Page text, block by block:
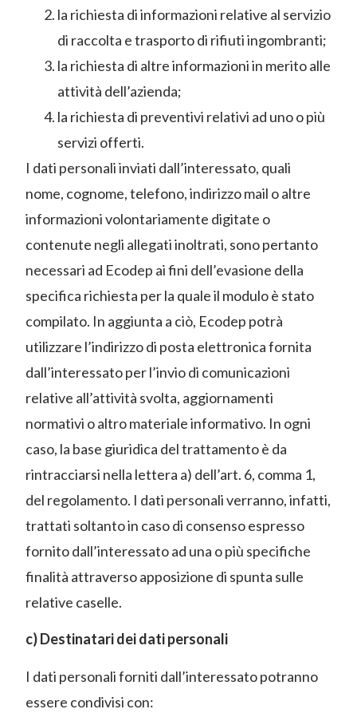
la richiesta di informazioni relative al servizio
di raccolta e trasporto di rifiuti ingombranti;
la richiesta di altre informazioni in merito alle
attività dell’azienda;
la richiesta di preventivi relativi ad uno o più
servizi offerti.
I dati personali inviati dall’interessato, quali
nome, cognome, telefono, indirizzo mail o altre
informazioni volontariamente digitate o
contenute negli allegati inoltrati, sono pertanto
necessari ad Ecodep ai fini dell’evasione della
specifica richiesta per la quale il modulo è stato
compilato. In aggiunta a ciò, Ecodep potrà
utilizzare l’indirizzo di posta elettronica fornita
dall’interessato per l’invio di comunicazioni
relative all’attività svolta, aggiornamenti
normativi o altro materiale informativo. In ogni
caso, la base giuridica del trattamento è da
rintracciarsi nella lettera a) dell’art. 6, comma 1,
del regolamento. I dati personali verranno, infatti,
trattati soltanto in caso di consenso espresso
fornito dall’interessato ad una o più specifiche
finalità attraverso apposizione di spunta sulle
relative caselle.
c) Destinatari dei dati personali
I dati personali forniti dall’interessato potranno
essere condivisi con: